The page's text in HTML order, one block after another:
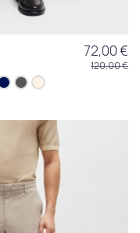
72,00 €
120,00 €